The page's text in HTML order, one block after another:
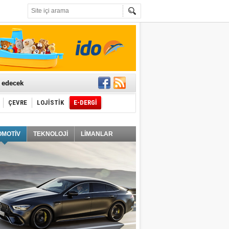
ÇEVRE LOJİSTİK E-DERGİ
TEKNOLOJİ LİMANLAR